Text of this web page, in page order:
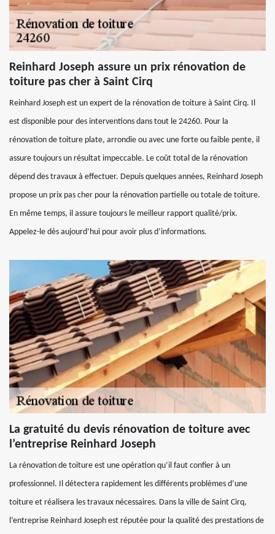
Reinhard Joseph assure un prix rénovation de
toiture pas cher à Saint Cirq
Reinhard Joseph est un expert de la rénovation de toiture à Saint Cirq. Il
est disponible pour des interventions dans tout le 24260. Pour la
rénovation de toiture plate, arrondie ou avec une forte ou faible pente, il
assure toujours un résultat impeccable. Le coût total de la rénovation
dépend des travaux à effectuer. Depuis quelques années, Reinhard Joseph
propose un prix pas cher pour la rénovation partielle ou totale de toiture.
En même temps, il assure toujours le meilleur rapport qualité/prix.
Appelez-le dès aujourd’hui pour avoir plus d’informations.
La gratuité du devis rénovation de toiture avec
l’entreprise Reinhard Joseph
La rénovation de toiture est une opération qu’il faut confier à un
professionnel. Il détectera rapidement les différents problèmes d’une
toiture et réalisera les travaux nécessaires. Dans la ville de Saint Cirq,
l’entreprise Reinhard Joseph est réputée pour la qualité des prestations de